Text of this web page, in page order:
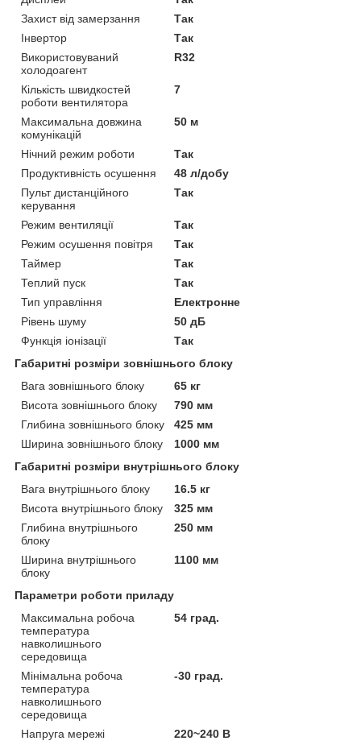
Захист від замерзання
Так
Інвертор
Так
Використовуваний
холодоагент
R32
Кількість швидкостей
роботи вентилятора
7
Максимальна довжина
комунікацій
50 м
Нічний режим роботи
Так
Продуктивність осушення
48 л/добу
Пульт дистанційного
керування
Так
Режим вентиляції
Так
Режим осушення повітря
Так
Таймер
Так
Теплий пуск
Так
Тип управління
Електронне
Рівень шуму
50 дБ
Функція іонізації
Так
Габаритні розміри зовнішнього блоку
Вага зовнішнього блоку
65 кг
Висота зовнішнього блоку
790 мм
Глибина зовнішнього блоку
425 мм
Ширина зовнішнього блоку
1000 мм
Габаритні розміри внутрішнього блоку
Вага внутрішнього блоку
16.5 кг
Висота внутрішнього блоку
325 мм
Глибина внутрішнього
блоку
250 мм
Ширина внутрішнього
блоку
1100 мм
Параметри роботи приладу
Максимальна робоча
температура
навколишнього
середовища
54 град.
Мінімальна робоча
температура
навколишнього
середовища
-30 град.
Напруга мережі
220~240 В